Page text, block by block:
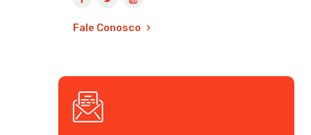
Fale Conosco